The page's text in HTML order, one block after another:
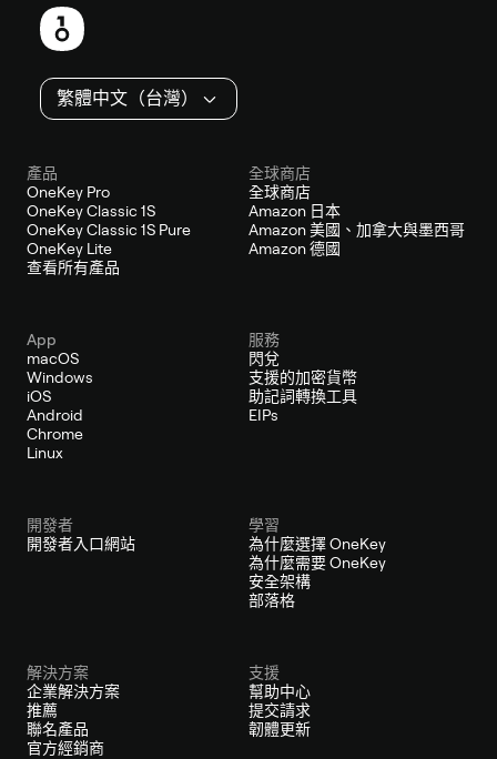
繁體中文（台灣）
產品
OneKey Pro
OneKey Classic 1S
OneKey Classic 1S Pure
OneKey Lite
查看所有產品
全球商店
全球商店
Amazon 日本
Amazon 美國、加拿大與墨西哥
Amazon 德國
App
macOS
Windows
iOS
Android
Chrome
Linux
服務
閃兌
支援的加密貨幣
助記詞轉換工具
EIPs
開發者
開發者入口網站
學習
為什麼選擇 OneKey
為什麼需要 OneKey
安全架構
部落格
解決方案
企業解決方案
推薦
聯名產品
官方經銷商
支援
幫助中心
提交請求
韌體更新